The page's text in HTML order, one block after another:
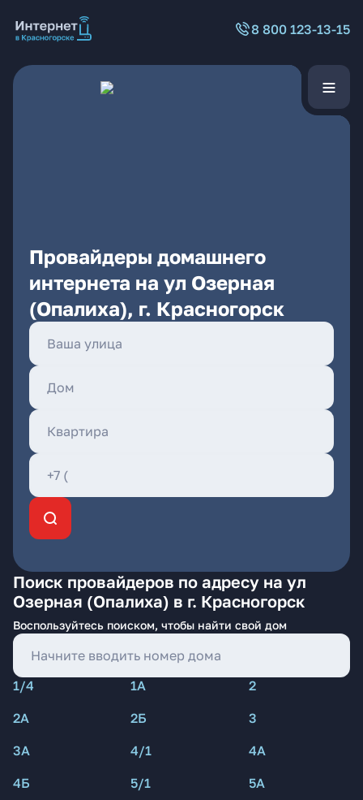
8 800 123-13-15
Провайдеры домашнего
интернета на ул Озерная
(Опалиха), г. Красногорск
Поиск провайдеров по адресу на ул
Озерная (Опалиха) в г. Красногорск
Воспользуйтесь поиском, чтобы найти свой дом
1/4 1А
2
2А
2Б
3
3А
4/1
4А
4Б
5/1
5А